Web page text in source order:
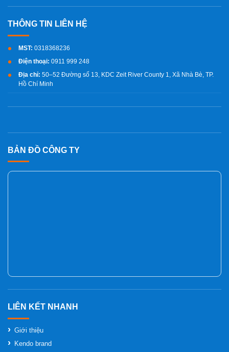
BẢN ĐỒ CÔNG TY
Giới thiệu
Kendo brand
MST: 0318368236
Điện thoại: 0911 999 248
Địa chỉ: 50–52 Đường số 13, KDC Zeit River County 1, Xã Nhà Bè, TP.
Hồ Chí Minh